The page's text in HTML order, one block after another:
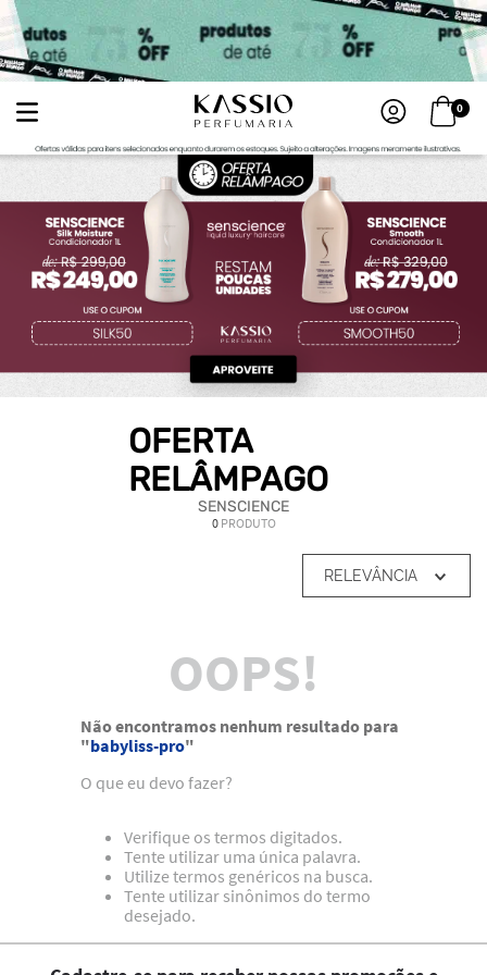
0
OFERTA
RELÂMPAGO
SENSCIENCE
0 PRODUTO
RELEVÂNCIA
OOPS!
Não encontramos nenhum resultado para
"babyliss-pro"
O que eu devo fazer?
Verifique os termos digitados.
Tente utilizar uma única palavra.
Utilize termos genéricos na busca.
Tente utilizar sinônimos do termo
desejado.